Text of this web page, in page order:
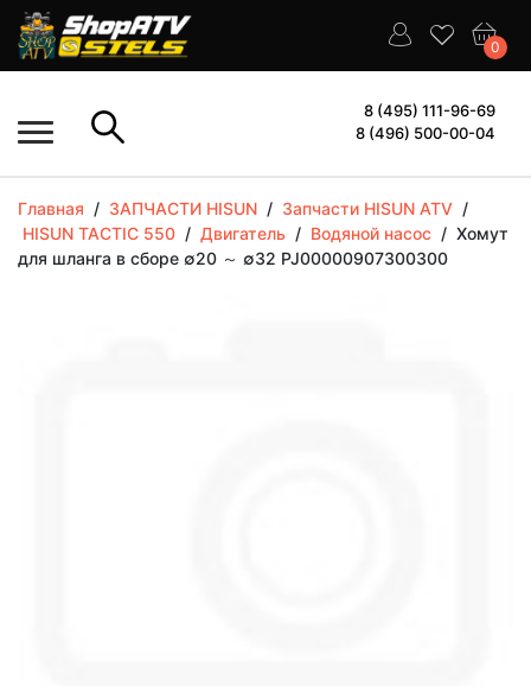
0
8 (495) 111-96-69
8 (496) 500-00-04
Главная / ЗАПЧАСТИ HISUN / Запчасти HISUN ATV /
HISUN TACTIC 550 / Двигатель / Водяной насос / Хомут
для шланга в сборе ∅20 ～ ∅32 PJ00000907300300